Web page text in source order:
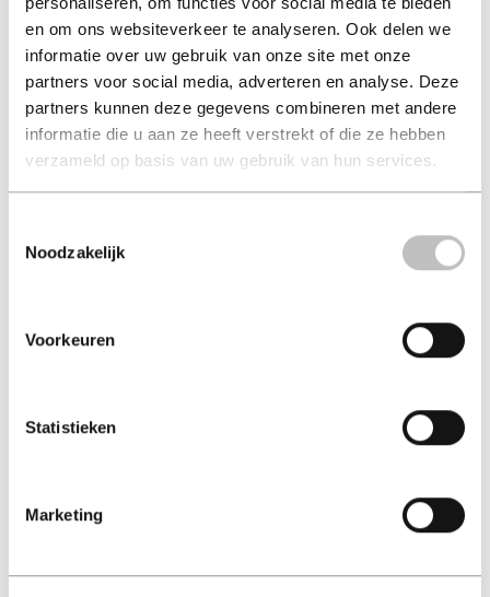
en om ons websiteverkeer te analyseren. Ook delen we
informatie over uw gebruik van onze site met onze
partners voor social media, adverteren en analyse. Deze
partners kunnen deze gegevens combineren met andere
informatie die u aan ze heeft verstrekt of die ze hebben
verzameld op basis van uw gebruik van hun services.
Noodzakelijk
Voorkeuren
Statistieken
Marketing
Hondengedrag
begrijpen
ineke van herwijnen
€ 29,95
Welkom puppy!
joke monteny
€ 26,99
€ 22,95 € 22,99